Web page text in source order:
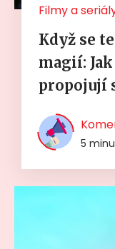
Filmy a
Když se
magií:
propojují
5